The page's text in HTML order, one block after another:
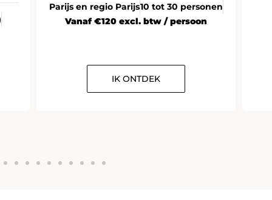
Parijs en regio Parijs10 tot 30 personen
Vanaf €120 excl. btw / persoon
IK ONTDEK